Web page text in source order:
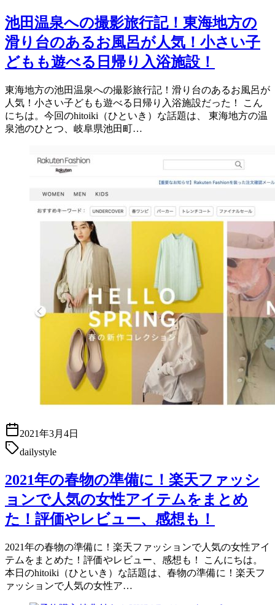
池田温泉への撮影旅行記！東海地方の
滑り台のあるお風呂が人気！小さい子
どもも遊べる日帰り入浴施設！
東海地方の池田温泉への撮影旅行記！滑り台のあるお風呂が
人気！小さい子どもも遊べる日帰り入浴施設だった！ こん
にちは。今回のhitoiki（ひといき）な話題は、 東海地方の温
泉池のひとつ、岐阜県池田町…
2021年3月4日
dailystyle
2021年の春物の準備に！楽天ファッシ
ョンで人気の女性アイテムをまとめ
た！評価やレビュー、感想も！
2021年の春物の準備に！楽天ファッションで人気の女性アイ
テムをまとめた！評価やレビュー、感想も！ こんにちは。
本日のhitoiki（ひといき）な話題は、春物の準備に！楽天フ
ァッションで人気の女性ア…